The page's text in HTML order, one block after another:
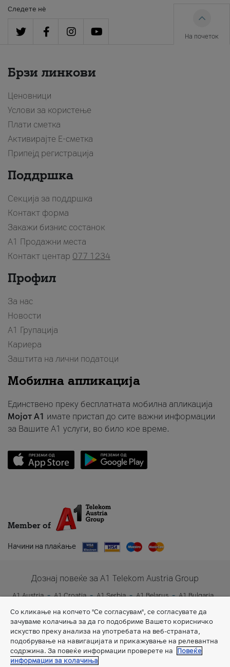
Следете нè
На почеток
Брзи линкови
Ценовници
Услови за користење
Плати сметка
Активирајте Е-сметка
Припејд регистрација
Поддршка
Секција за поддршка
Контакт форма
Закажи бизнис состанок
A1 Продажни места
Контакт центар 077 1234
Профил
За нас
Новости
А1 Групација
Кариера
Заштита на лични податоци
Мобилна апликација
Единствено преку бесплатната мобилна апликација
Мојот A1 имате пристап до сите важни информации
за Вашите A1 услуги, во било кое време.
Member of
Начини на плаќање
Дознај повеќе за A1 Telekom Austria Group
A1 Austria A1 Croatia A1 Serbia A1 Belarus
A1 Bulgaria
A1 Slovenia
A1 Digital
Со кликање на копчето "Се согласувам", се согласувате да
зачуваме колачиња за да го подобриме Вашето корисничко
искуство преку анализа на употребата на веб-страната,
подобрување на навигацијата и прикажување на релевантна
содржина. За повеќе информации проверете на
Повеќе
информации за колачиња